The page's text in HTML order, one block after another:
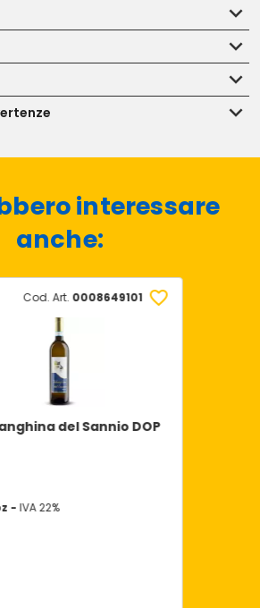
interessare
anche:
Cod. Art. 0008649101
del Sannio DOP
- IVA 22%